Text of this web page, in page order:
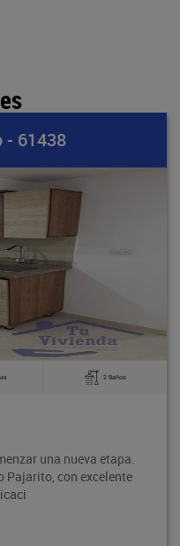
2 Baños
una nueva etapa.
con excelente